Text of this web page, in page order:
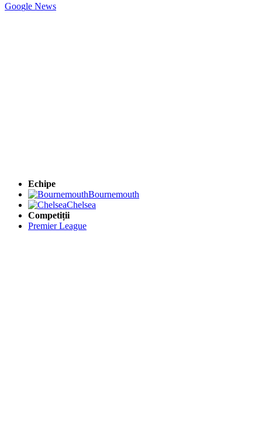
Google News
Echipe
Bournemouth
Chelsea
Competiții
Premier League